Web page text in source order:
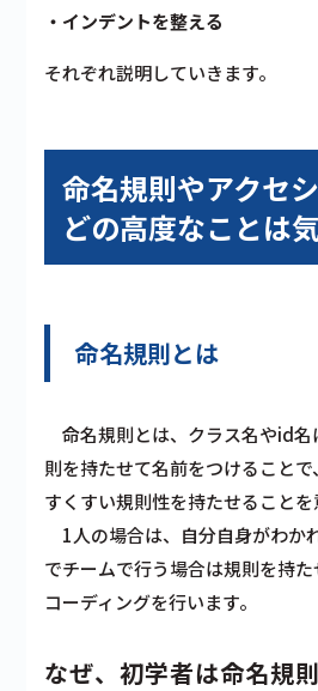
・インデントを整える
それぞれ説明していきます。
命名規則やアクセ
どの高度なことは
命名規則とは
命名規則とは、クラス名やid名
則を持たせて名前をつけること
すくすい規則性を持たせることを
1人の場合は、自分自身がわか
でチームで行う場合は規則を持
コーディングを行います。
なぜ、初学者は命名規